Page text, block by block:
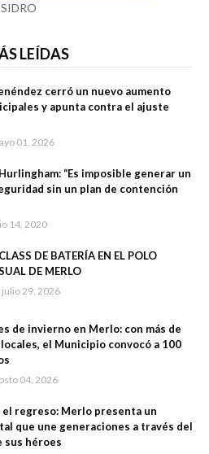
LEÍDAS
cerró un nuevo aumento
y apunta contra el ajuste
01, 2026
“Es imposible generar un
sin un plan de contención
14, 2020
DE BATERÍA EN EL POLO
DE MERLO
29, 2026
de invierno en Merlo: con más de
el Municipio convocó a 100
04, 2026
el regreso: Merlo presenta un
que une generaciones a través del
sus héroes